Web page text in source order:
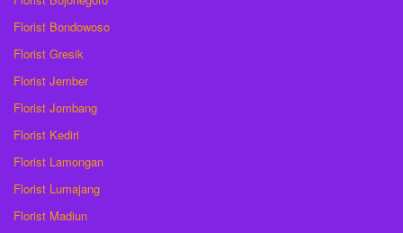
Florist Bondowoso
Florist Gresik
Florist Jember
Florist Jombang
Florist Kediri
Florist Lamongan
Florist Lumajang
Florist Madiun